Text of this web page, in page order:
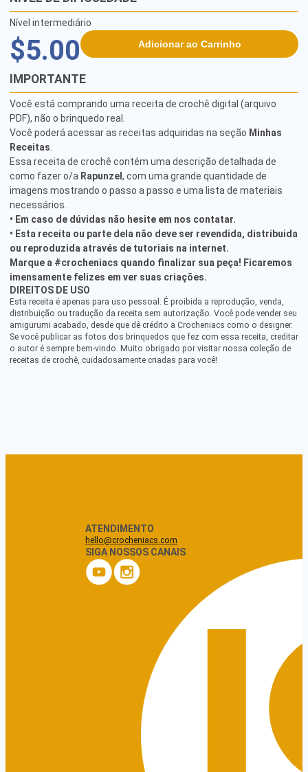
Nível intermediário
$5.00 Adicionar ao Carrinho
IMPORTANTE
Você está comprando uma receita de crochê digital (arquivo
PDF), não o brinquedo real.
Você poderá acessar as receitas adquiridas na seção Minhas
Receitas
Essa receita de crochê contém uma descrição detalhada de
como fazer o/a Rapunzel , com uma grande quantidade de
imagens mostrando o passo a passo e uma lista de materiais
necessários.
• Em caso de dúvidas não hesite em nos contatar.
• Esta receita ou parte dela não deve ser revendida, distribuida
ou reproduzida através de tutoriais na internet.
Marque a #crocheniacs quando finalizar sua peça! Ficaremos
imensamente felizes em ver suas criações.
DIREITOS DE USO
Esta receita é apenas para uso pessoal. É proibida a reprodução, venda,
distribuição ou tradução da receita sem autorização. Você pode vender seu
amigurumi acabado, desde que dê crédito a Crocheniacs como o designer.
Se você publicar as fotos dos brinquedos que fez com essa receita, creditar
o autor é sempre bem-vindo. Muito obrigado por visitar nossa coleção de
receitas de crochê, cuidadosamente criadas para você!
ATENDIMENTO
hello@crocheniacs.com
SIGA NOSSOS CANAIS